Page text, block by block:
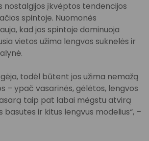
nostalgijos įkvėptos tendencijos
spintoje. Nuomonės
kad jos spintoje dominuoja
vietos užima lengvos suknelės ir
todėl būtent jos užima nemažą
– ypač vasarinės, gėlėtos, lengvos
taip pat labai mėgstu atvirą
basutes ir kitus lengvus modelius“, –